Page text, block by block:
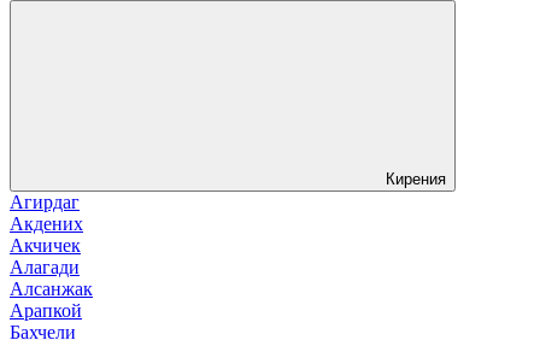
Кирения
Агирдаг
Акдених
Акчичек
Алагади
Алсанжак
Арапкой
Бахчели